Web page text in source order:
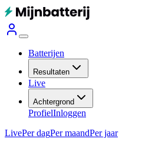
Batterijen
Resultaten
Live
Achtergrond
ProfielInloggen
LivePer dagPer maandPer jaar